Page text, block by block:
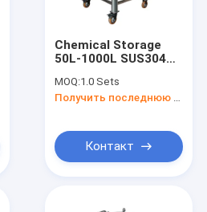
Chemical Storage
50L-1000L SUS304
Mobile Open Heating
Storage Tank
MOQ:1.0 Sets
Контакт